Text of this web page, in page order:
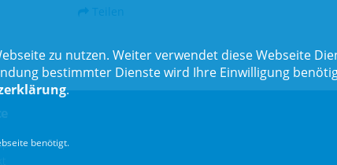
Teilen
zu nutzen. Weiter verwendet diese Webseite
bestimmter Dienste wird Ihre Einwilligung
.
benötigt.